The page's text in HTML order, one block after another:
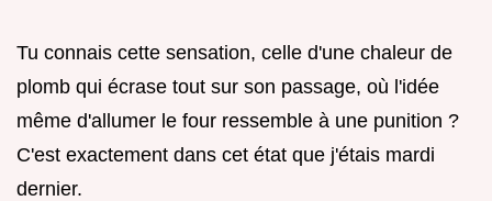
Tu connais cette sensation, celle d'une chaleur de
plomb qui écrase tout sur son passage, où l'idée
même d'allumer le four ressemble à une punition ?
C'est exactement dans cet état que j'étais mardi
dernier.